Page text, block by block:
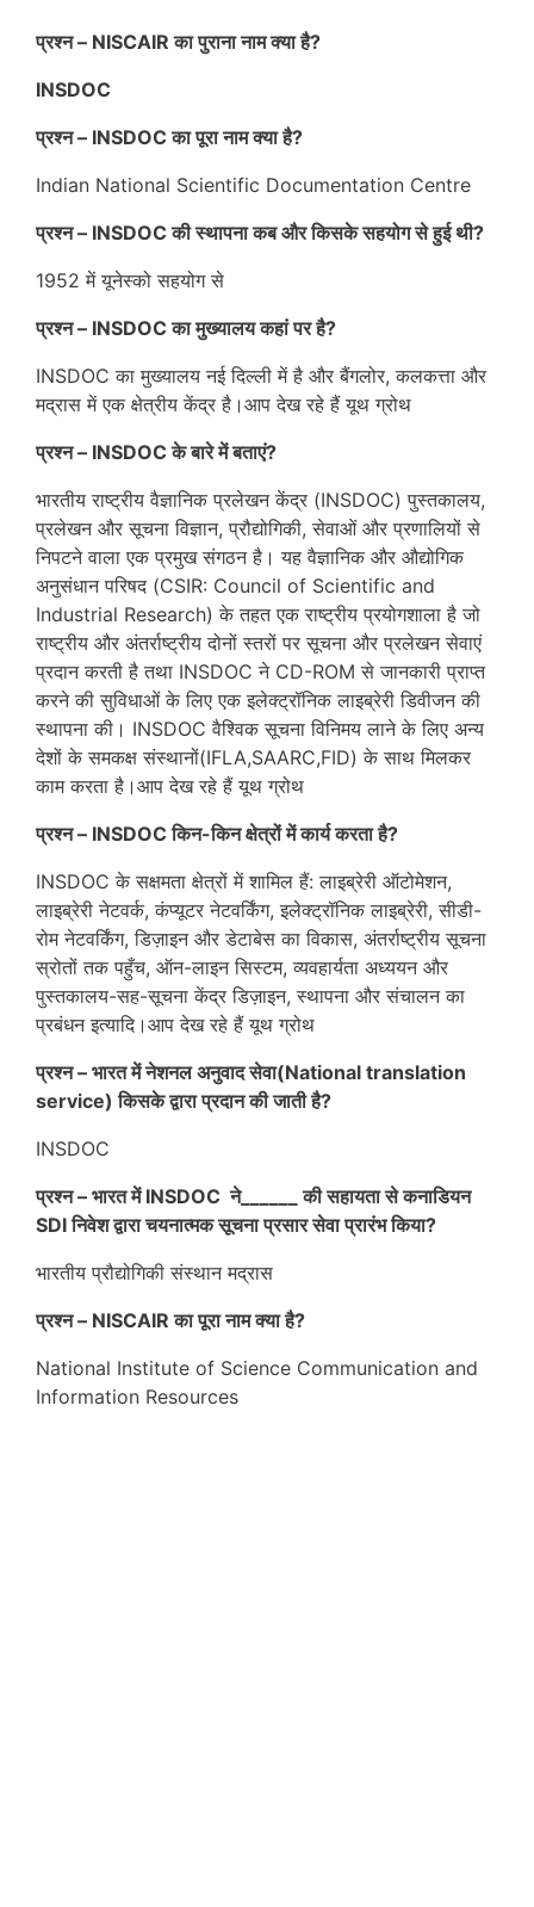
प्रश्न – NISCAIR का पुराना नाम क्या है?
INSDOC
प्रश्न – INSDOC का पूरा नाम क्या है?
Indian National Scientific Documentation Centre
प्रश्न – INSDOC की स्थापना कब और किसके सहयोग से हुई थी?
1952 में यूनेस्को सहयोग से
प्रश्न – INSDOC का मुख्यालय कहां पर है?
INSDOC का मुख्यालय नई दिल्ली में है और बैंगलोर, कलकत्ता और
मद्रास में एक क्षेत्रीय केंद्र है।आप देख रहे हैं यूथ ग्रोथ
प्रश्न – INSDOC के बारे में बताएं?
भारतीय राष्ट्रीय वैज्ञानिक प्रलेखन केंद्र (INSDOC) पुस्तकालय,
प्रलेखन और सूचना विज्ञान, प्रौद्योगिकी, सेवाओं और प्रणालियों से
निपटने वाला एक प्रमुख संगठन है। यह वैज्ञानिक और औद्योगिक
अनुसंधान परिषद (CSIR: Council of Scientific and
Industrial Research) के तहत एक राष्ट्रीय प्रयोगशाला है जो
राष्ट्रीय और अंतर्राष्ट्रीय दोनों स्तरों पर सूचना और प्रलेखन सेवाएं
प्रदान करती है तथा INSDOC ने CD-ROM से जानकारी प्राप्त
करने की सुविधाओं के लिए एक इलेक्ट्रॉनिक लाइब्रेरी डिवीजन की
स्थापना की। INSDOC वैश्विक सूचना विनिमय लाने के लिए अन्य
देशों के समकक्ष संस्थानों(IFLA,SAARC,FID) के साथ मिलकर
काम करता है।आप देख रहे हैं यूथ ग्रोथ
प्रश्न – INSDOC किन-किन क्षेत्रों में कार्य करता है?
INSDOC के सक्षमता क्षेत्रों में शामिल हैं: लाइब्रेरी ऑटोमेशन,
लाइब्रेरी नेटवर्क, कंप्यूटर नेटवर्किंग, इलेक्ट्रॉनिक लाइब्रेरी, सीडी-
रोम नेटवर्किंग, डिज़ाइन और डेटाबेस का विकास, अंतर्राष्ट्रीय सूचना
स्रोतों तक पहुँच, ऑन-लाइन सिस्टम, व्यवहार्यता अध्ययन और
पुस्तकालय-सह-सूचना केंद्र डिज़ाइन, स्थापना और संचालन का
प्रबंधन इत्यादि।आप देख रहे हैं यूथ ग्रोथ
प्रश्न – भारत में नेशनल अनुवाद सेवा(National translation
service) किसके द्वारा प्रदान की जाती है?
INSDOC
प्रश्न – भारत में INSDOC ने______ की सहायता से कनाडियन
SDI निवेश द्वारा चयनात्मक सूचना प्रसार सेवा प्रारंभ किया?
भारतीय प्रौद्योगिकी संस्थान मद्रास
प्रश्न – NISCAIR का पूरा नाम क्या है?
National Institute of Science Communication and
Information Resources